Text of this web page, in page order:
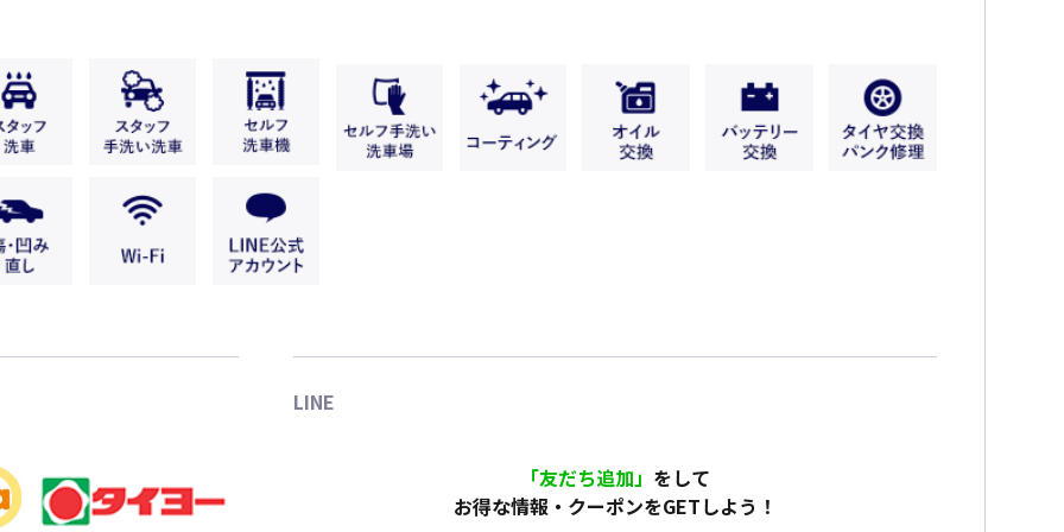
LINE
「友だち追加」 をして
お得な情報・クーポンをGETしよう！